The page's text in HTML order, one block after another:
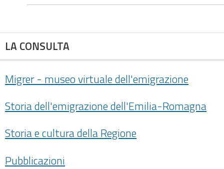
LA CONSULTA
Migrer - museo virtuale dell'emigrazione
Storia dell'emigrazione dell'Emilia-Romagna
Storia e cultura della Regione
Pubblicazioni